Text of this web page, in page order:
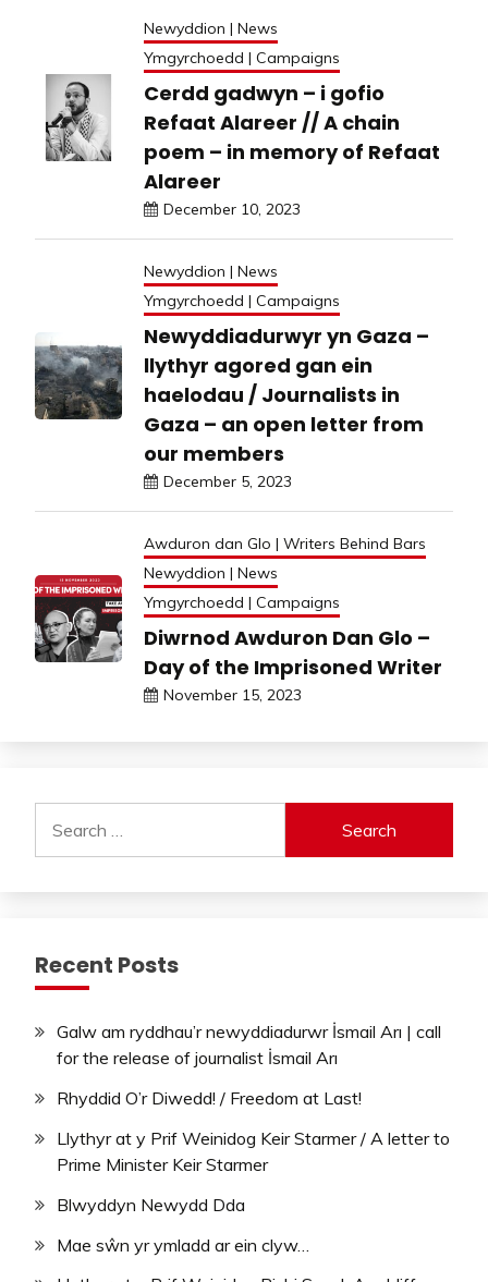
Newyddion | News
Ymgyrchoedd | Campaigns
Cerdd gadwyn – i gofio
Refaat Alareer // A chain
poem – in memory of Refaat
Alareer
December 10, 2023
Newyddion | News
Ymgyrchoedd | Campaigns
Newyddiadurwyr yn Gaza –
llythyr agored gan ein
haelodau / Journalists in
Gaza – an open letter from
our members
December 5, 2023
Awduron dan Glo | Writers Behind Bars
Newyddion | News
Ymgyrchoedd | Campaigns
Diwrnod Awduron Dan Glo –
Day of the Imprisoned Writer
November 15, 2023
for:
Recent Posts
Galw am ryddhau’r newyddiadurwr İsmail Arı | call
for the release of journalist İsmail Arı
Rhyddid O’r Diwedd! / Freedom at Last!
Llythyr at y Prif Weinidog Keir Starmer / A letter to
Prime Minister Keir Starmer
Blwyddyn Newydd Dda
Mae sŵn yr ymladd ar ein clyw…